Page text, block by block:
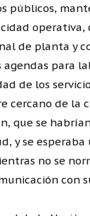
públicos,
de planta y
para
de los
cercano de la
que se
y se
no se
con